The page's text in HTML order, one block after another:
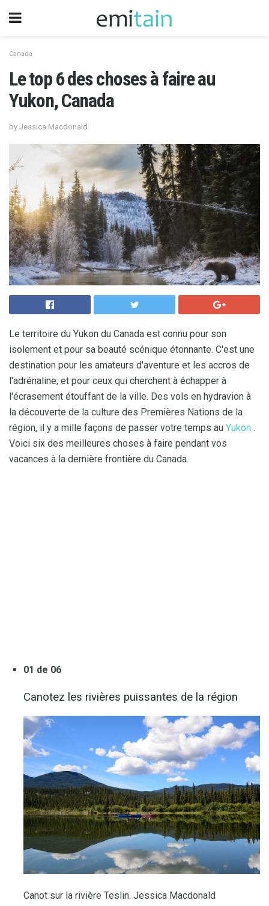
Canada
Le top 6 des choses à faire au
Yukon, Canada
by Jessica Macdonald
Le territoire du Yukon du Canada est connu pour son
isolement et pour sa beauté scénique étonnante. C'est une
destination pour les amateurs d'aventure et les accros de
l'adrénaline, et pour ceux qui cherchent à échapper à
l'écrasement étouffant de la ville. Des vols en hydravion à
la découverte de la culture des Premières Nations de la
région, il y a mille façons de passer votre temps au Yukon .
Voici six des meilleures choses à faire pendant vos
vacances à la dernière frontière du Canada.
01 de 06
Canotez les rivières puissantes de la région
Canot sur la rivière Teslin. Jessica Macdonald